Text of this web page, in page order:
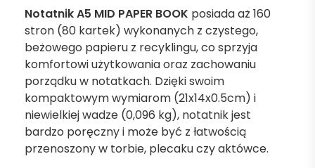
Notatnik A5 MID PAPER BOOK posiada aż 160
stron (80 kartek) wykonanych z czystego,
beżowego papieru z recyklingu, co sprzyja
komfortowi użytkowania oraz zachowaniu
porządku w notatkach. Dzięki swoim
kompaktowym wymiarom (21x14x0.5cm) i
niewielkiej wadze (0,096 kg), notatnik jest
bardzo poręczny i może być z łatwością
przenoszony w torbie, plecaku czy aktówce.